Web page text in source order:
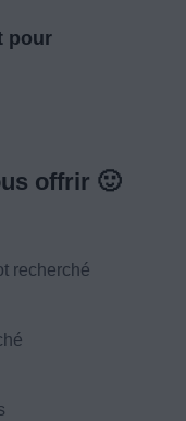
pour
offrir 🙂
recherché